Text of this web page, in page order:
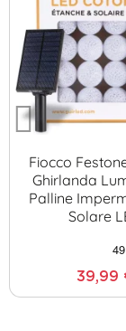
Fiocco
Ghirlanda
Palline
Solare
39,99